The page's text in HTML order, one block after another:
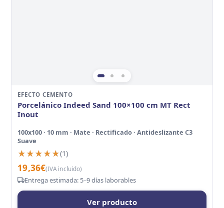
EFECTO CEMENTO
Porcelánico Indeed Sand 100×100 cm MT Rect
Inout
100x100 · 10 mm · Mate · Rectificado · Antideslizante C3
Suave
★★★★★
★★★★★(1)
19,36€(IVA incluido)
Entrega estimada: 5–9 días laborables
Ver producto